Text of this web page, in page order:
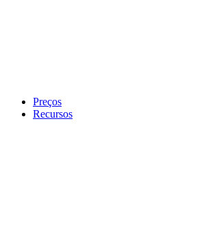
Preços
Recursos